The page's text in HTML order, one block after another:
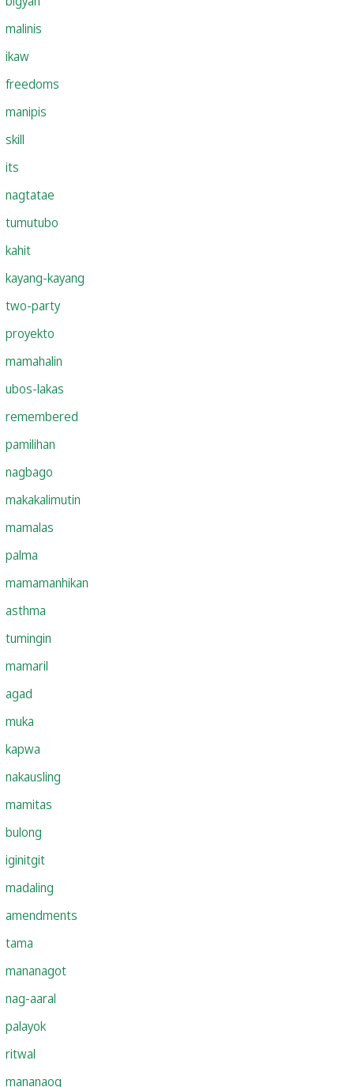
malinis
ikaw
freedoms
manipis
skill
its
nagtatae
tumutubo
kahit
kayang-kayang
two-party
proyekto
mamahalin
ubos-lakas
remembered
pamilihan
nagbago
makakalimutin
mamalas
palma
mamamanhikan
asthma
tumingin
mamaril
agad
muka
kapwa
nakausling
mamitas
bulong
iginitgit
madaling
amendments
tama
mananagot
nag-aaral
palayok
ritwal
mananaog